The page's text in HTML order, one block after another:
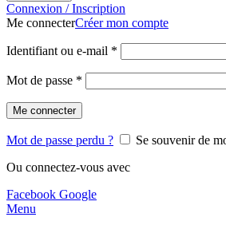
Connexion / Inscription
Me connecterCréer mon compte
Identifiant ou e-mail *
Mot de passe *
Me connecter
Mot de passe perdu ?
Se souvenir de
Ou connectez-vous avec
Facebook Google
Menu